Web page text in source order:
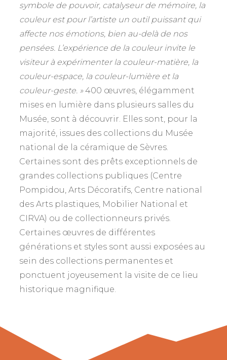
symbole de pouvoir, catalyseur de mémoire, la
couleur est pour l’artiste un outil puissant qui
affecte nos émotions, bien au-delà de nos
pensées. L’expérience de la couleur invite le
visiteur à expérimenter la couleur-matière, la
couleur-espace, la couleur-lumière et la
couleur-geste. »400 œuvres, élégamment
mises en lumière dans plusieurs salles du
Musée, sont à découvrir. Elles sont, pour la
majorité, issues des collections du Musée
national de la céramique de Sèvres.
Certaines sont des prêts exceptionnels de
grandes collections publiques (Centre
Pompidou, Arts Décoratifs, Centre national
des Arts plastiques, Mobilier National et
CIRVA) ou de collectionneurs privés.
Certaines œuvres de différentes
générations et styles sont aussi exposées au
sein des collections permanentes et
ponctuent joyeusement la visite de ce lieu
historique magnifique.